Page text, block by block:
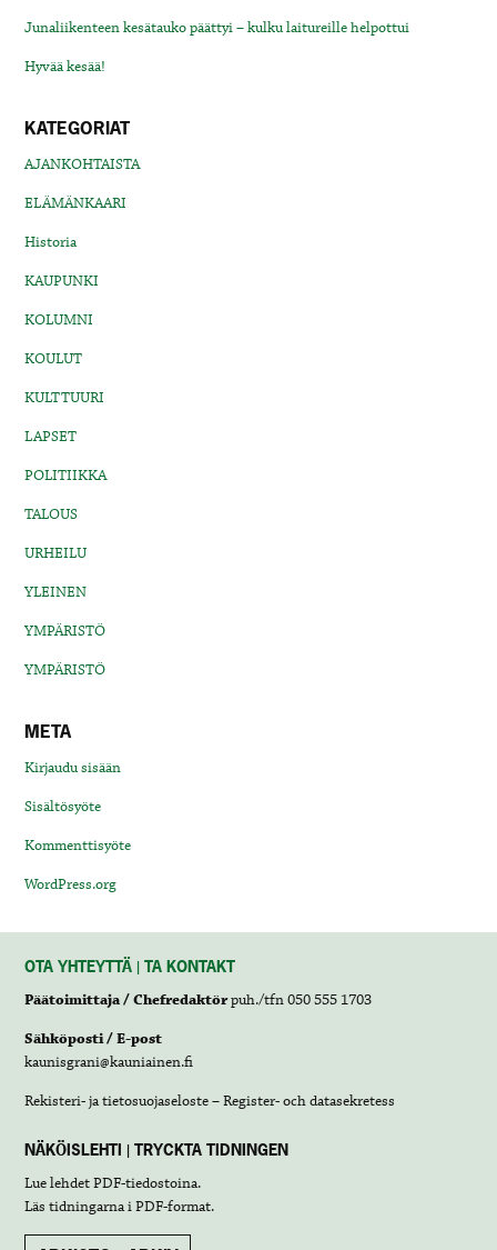
Junaliikenteen kesätauko päättyi – kulku laitureille helpottui
Hyvää kesää!
KATEGORIAT
AJANKOHTAISTA
ELÄMÄNKAARI
Historia
KAUPUNKI
KOLUMNI
KOULUT
KULTTUURI
LAPSET
POLITIIKKA
TALOUS
URHEILU
YLEINEN
YMPÄRISTÖ
YMPÄRISTÖ
META
Kirjaudu sisään
Sisältösyöte
Kommenttisyöte
WordPress.org
OTA YHTEYTTÄ | TA KONTAKT
Päätoimittaja / Chefredaktörpuh./tfn 050 555 1703
Sähköposti / E-post
kaunisgrani@kauniainen.fi
Rekisteri- ja tietosuojaseloste – Register- och datasekretess
NÄKÖISLEHTI | TRYCKTA TIDNINGEN
Lue lehdetPDF-tiedostoina.
Läs tidningarna iPDF-format.